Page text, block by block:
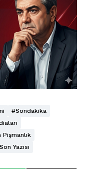
#sondakika
Pişmanlık
Yazısı